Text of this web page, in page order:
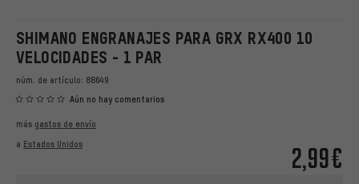
SHIMANO ENGRANAJES PARA GRX RX400 10
VELOCIDADES - 1 PAR
núm. de artículo: 88649
Aún no hay comentarios
2,99€
más gastos de envío
a Estados Unidos